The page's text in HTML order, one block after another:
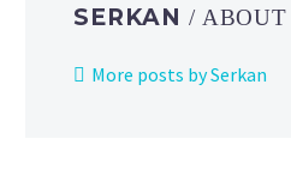
SERKAN /
More posts by Serkan